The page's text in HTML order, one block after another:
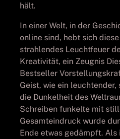
hält.
In einer Welt, in der
online sind, hebt sich
strahlendes Leuchtfeuer
Kreativität, ein Zeugnis
Bestseller
Geist, wie ein
die Dunkelheit des
Schreiben funkelte mit
Gesamteindruck wurde
Ende etwas gedämpft. Als